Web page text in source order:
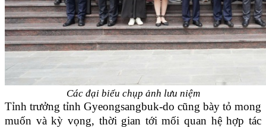
Các đại biểu chụp ảnh lưu niệm
Tỉnh trưởng tỉnh Gyeongsangbuk-do cũng bày tỏ mong
muốn và kỳ vọng, thời gian tới mối quan hệ hợp tác